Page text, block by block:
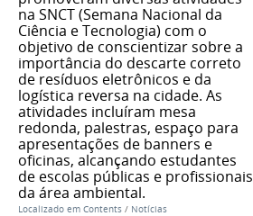
na SNCT (Semana Nacional da
Ciência e Tecnologia) com o
objetivo de conscientizar sobre a
importância do descarte correto
de resíduos eletrônicos e da
logística reversa na cidade. As
atividades incluíram mesa
redonda, palestras, espaço para
apresentações de banners e
oficinas, alcançando estudantes
de escolas públicas e profissionais
da área ambiental.
Localizado em Contents / Notícias